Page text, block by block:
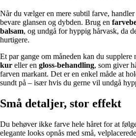
Når du vælger en mere subtil farve,
bevare glansen og dybden. Brug en
balsam, og undgå for hyppig hårvask, da
hurtigere.
Et par gange om måneden kan du supplere
kur eller en gloss-behandling, som giver
farven markant. Det er en enkel måde at
sundt på – især hvis du gerne vil undgå
Små detaljer, stor effekt
Du behøver ikke farve hele håret for at
elegante looks opnås med små,